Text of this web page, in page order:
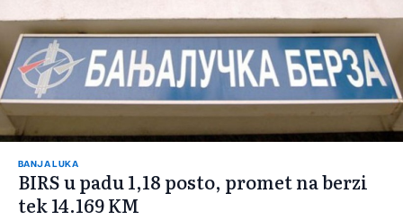
BANJA LUKA
BIRS u padu 1,18 posto, promet na berzi
tek 14.169 KM